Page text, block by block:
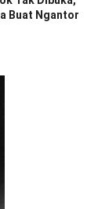
Buat Ngantor